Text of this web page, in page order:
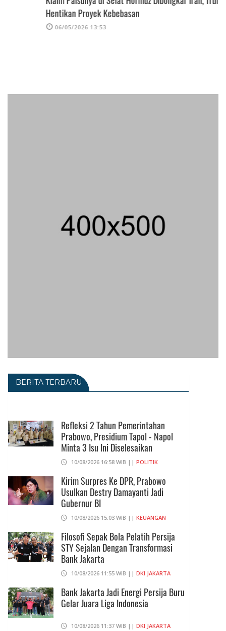
Hentikan Proyek Kebebasan
06/05/2026 13:53
BERITA TERBARU
Refleksi 2 Tahun Pemerintahan
Prabowo, Presidium Tapol - Napol
Minta 3 Isu Ini Diselesaikan
10/08/2026 16:58 WIB || POLITIK
Kirim Surpres Ke DPR, Prabowo
Usulkan Destry Damayanti Jadi
Gubernur BI
10/08/2026 15:03 WIB || KEUANGAN
Filosofi Sepak Bola Pelatih Persija
STY Sejalan Dengan Transformasi
Bank Jakarta
10/08/2026 11:55 WIB || DKI JAKARTA
Bank Jakarta Jadi Energi Persija Buru
Gelar Juara Liga Indonesia
10/08/2026 11:37 WIB || DKI JAKARTA